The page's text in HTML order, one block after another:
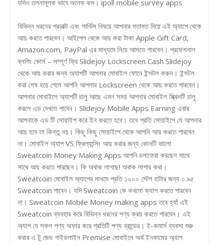
যদিও তলনামূলক ভাবে অনেক কম। ipoll mobile survey apps
বিভিন্ন ধরনের প্রডাক্ট এবং সার্ভিস বিষয়ে আপনার মতামত দিয়ে এই অ্যাপে থেকে
আয় করতে পারবেন। আইপেল থেকে আয় করা টাকা Apple Gift Card,
Amazon.com, PayPal এর মাধ্যমে নিয়ে আসতে পারবেন। প্রফেশনাল
ব্লগিং কোর্স – সম্পূর্ণ ফ্রি Slidejoy Lockscreen Cash Slidejoy
থেকে আয় করার জন্য অ্যাপটি আপনার মোবাইল ফোনে ইন্সটল করুন। ইন্সটল
করা শেষ হয়ে গেলে আপনি আপনার Lockscreen থেকে আয় করতে পারবেন।
আপনার মোবাইলে অ্যাপটি চালু আছে এমন সময় আপনার মোবাইল স্ক্রিনটি চালু
করলে এড দেখতে পাবেন। Slidejoy Mobile Apps Earning এবার
আপনাকে এড টি সোয়াইপ করে ইন করতে হবে। তবে প্রতি সোয়াইপে যে আপনার
আয় হবে তা কিন্তু নয়। কিছু কিছু সোয়াইপে থেকে আপনি আয় করতে পারবেন
না। মোবাইল অ্যাপ VS ফ্রিল্যান্সিং আয় করার জন্য কোনটি ভালো
Sweatcoin Money Making Apps আপনি চলাফেরা করছেন সাথে
সাথে আয় করতে পারছেন। কি অবাক লাগছে! অবাক লাগার কথা।
Sweatcoin মোবাইল অ্যাপের মাধমে প্রতি ১০০০ স্টেপ হাটার জন্য ০.৯৫
Sweatcoin পাবেন। যদি Sweatcoin কে কখনো ক্যাশ করতে পারবেন
না। Sweatcoin Mobile Money making apps তবে হ্যাঁ এই
Sweatcoin ব্যবহার করে বিভিন্ন ধরনের পণ্য ক্রয় করতে পারবেন। এই
অ্যাপ যে সকল পণ্য অফার করে প্রতিটি পণ্য ব্রান্ডের। ই-কমার্স ব্যবসা শুরু
করার এ টু জেড গাইডলাইন Premise মোবাইলে অর্থ ইনকামের অ্যাপ